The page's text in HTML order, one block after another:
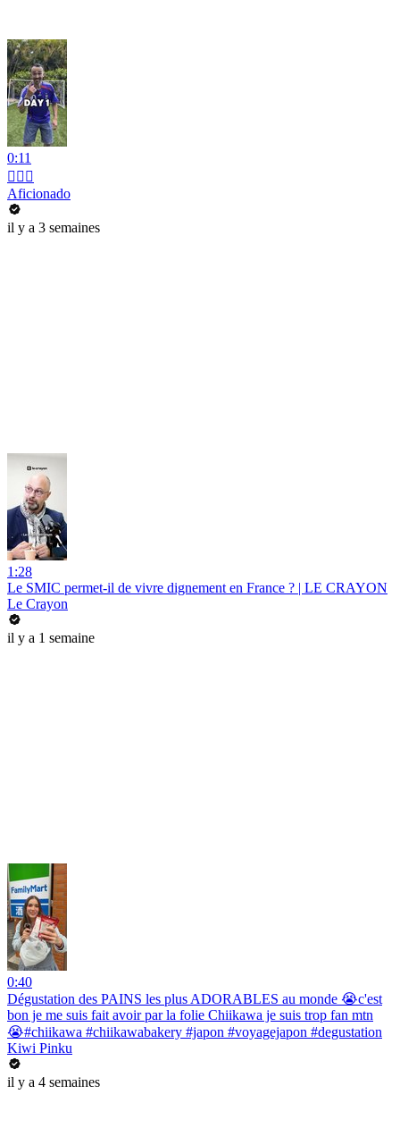
0:11
💇🏻‍♂️
Aficionado
il y a 3 semaines
1:28
Le SMIC permet-il de vivre dignement en France ? | LE CRAYON
Le Crayon
il y a 1 semaine
0:40
Dégustation des PAINS les plus ADORABLES au monde 😭c'est
bon je me suis fait avoir par la folie Chiikawa je suis trop fan mtn
😭#chiikawa #chiikawabakery #japon #voyagejapon #degustation
Kiwi Pinku
il y a 4 semaines